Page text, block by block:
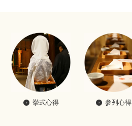
挙式心得 参列心得